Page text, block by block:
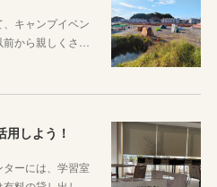
キャンプイベン
前から親しくさ…
しよう！
ーには、学習室